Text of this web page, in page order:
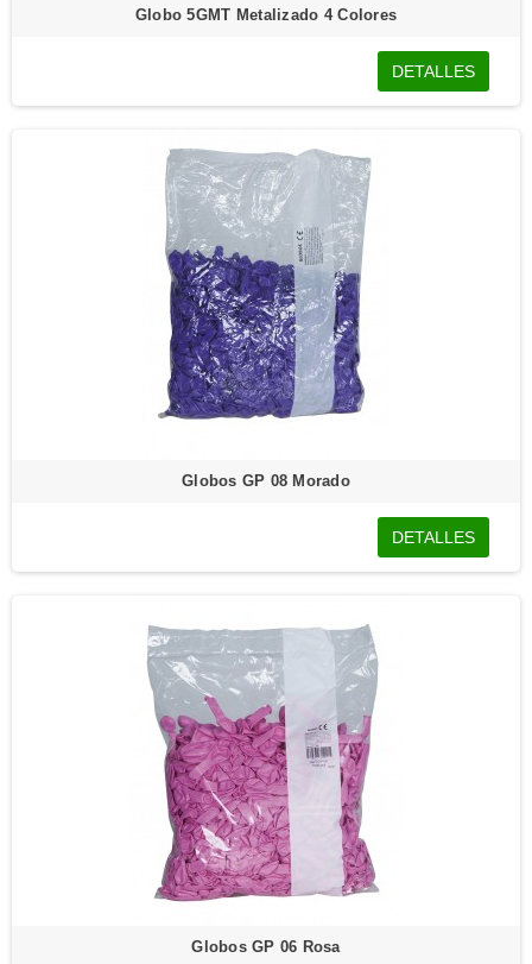
Globo 5GMT Metalizado 4 Colores
DETALLES
Globos GP 08 Morado
DETALLES
Globos GP 06 Rosa